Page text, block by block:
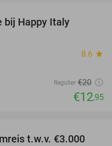
bij Happy Italy
8.6 star
Regulier €20
€12,95
t.w.v. €3.000